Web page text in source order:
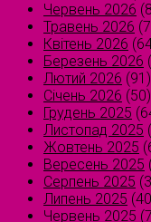
Червень 2026
Травень 2026
Квітень 2026
Березень 2026
Лютий 2026 (91)
Січень 2026 (50)
Грудень 2025
Листопад 2025
Жовтень 2025
Вересень 2025
Серпень 2025
Липень 2025
Червень 2025